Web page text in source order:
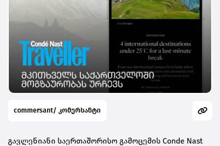
commersant/ კომერსანტი
გავლენიანი საერთაშორისო გამოცემის Conde Nast